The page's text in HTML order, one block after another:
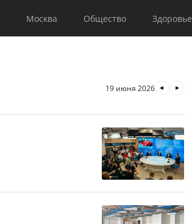
Москва Общество Здоровье
19 июня 2026